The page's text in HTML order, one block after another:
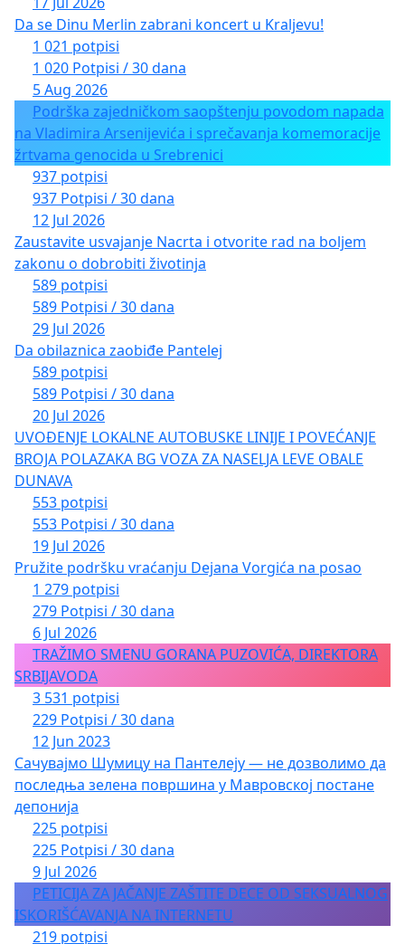
Da se Dinu Merlin zabrani koncert u Kraljevu!
1 021 potpisi
1 020 Potpisi / 30 dana
5 Aug 2026
Podrška zajedničkom saopštenju povodom napada
na Vladimira Arsenijevića i sprečavanja komemoracije
žrtvama genocida u Srebrenici
937 potpisi
937 Potpisi / 30 dana
12 Jul 2026
Zaustavite usvajanje Nacrta i otvorite rad na boljem
zakonu o dobrobiti životinja
589 potpisi
589 Potpisi / 30 dana
29 Jul 2026
Da obilaznica zaobiđe Pantelej
589 potpisi
589 Potpisi / 30 dana
20 Jul 2026
UVOĐENJE LOKALNE AUTOBUSKE LINIJE I POVEĆANJE
BROJA POLAZAKA BG VOZA ZA NASELJA LEVE OBALE
DUNAVA
553 potpisi
553 Potpisi / 30 dana
19 Jul 2026
Pružite podršku vraćanju Dejana Vorgića na posao
1 279 potpisi
279 Potpisi / 30 dana
6 Jul 2026
TRAŽIMO SMENU GORANA PUZOVIĆA, DIREKTORA
SRBIJAVODA
3 531 potpisi
229 Potpisi / 30 dana
12 Jun 2023
Сачувајмо Шумицу на Пантелеју — не дозволимо да
последња зелена површина у Мавровској постане
депонија
225 potpisi
225 Potpisi / 30 dana
9 Jul 2026
PETICIJA ZA JAČANJE ZAŠTITE DECE OD SEKSUALNOG
ISKORIŠĆAVANJA NA INTERNETU
219 potpisi